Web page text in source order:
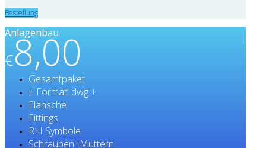
Bestellung
Anlagenbau
€8,00
Gesamtpaket
+ Format: dwg +
Flansche
Fittings
R+I Symbole
Schrauben+Muttern